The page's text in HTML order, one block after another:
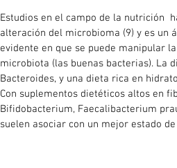
Estudios en el campo de la nutrición
alteración del microbioma (9) y es un
evidente en que se puede manipular
microbiota (las buenas bacterias). La
Bacteroides, y una dieta rica en
Con suplementos dietéticos altos en
Bifidobacterium, Faecalibacterium
suelen asociar con un mejor estado de